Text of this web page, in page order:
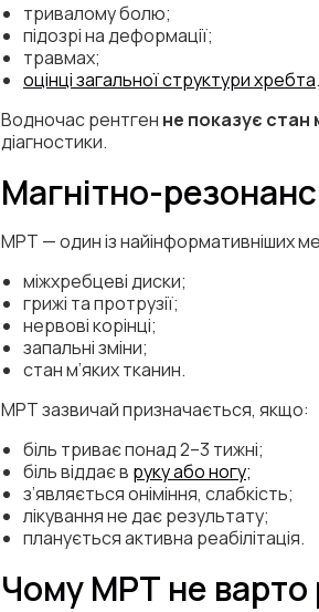
тривалому болю;
підозрі на деформації;
травмах;
оцінці загальної структури хребта.
Водночас рентген не показує стан
діагностики.
Магнітно-
МРТ — один із найінформативніших
міжхребцеві диски;
грижі та протрузії;
нервові корінці;
запальні зміни;
стан м’яких тканин.
МРТ зазвичай призначається, якщо:
біль триває понад 2–3 тижні;
біль віддає в руку або ногу;
з’являється оніміння, слабкість;
лікування не дає результату;
планується активна реабілітація.
Чому МРТ не варто